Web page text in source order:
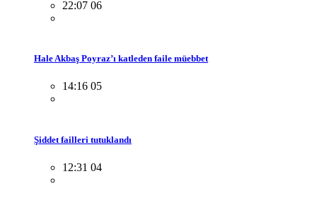
22:07 06
Hale Akbaş Poyraz’ı katleden faile müebbet
14:16 05
Şiddet failleri tutuklandı
12:31 04